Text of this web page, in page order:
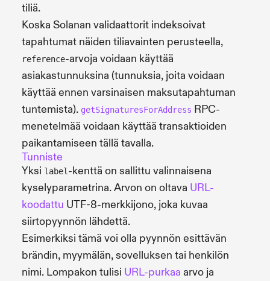
tiliä.
Koska Solanan validaattorit indeksoivat
tapahtumat näiden tiliavainten perusteella,
reference-arvoja voidaan käyttää
asiakastunnuksina (tunnuksia, joita voidaan
käyttää ennen varsinaisen maksutapahtuman
tuntemista). getSignaturesForAddress RPC-
menetelmää voidaan käyttää transaktioiden
paikantamiseen tällä tavalla.
Tunniste
Yksi label -kenttä on sallittu valinnaisena
kyselyparametrina. Arvon on oltava URL-
koodattu UTF-8-merkkijono, joka kuvaa
siirtopyynnön lähdettä.
Esimerkiksi tämä voi olla pyynnön esittävän
brändin, myymälän, sovelluksen tai henkilön
nimi. Lompakon tulisi URL-purkaa arvo ja